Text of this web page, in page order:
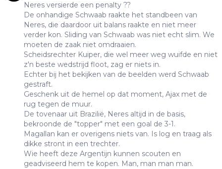
Neres versierde een penalty ??
De onhandige Schwaab raakte het standbeen van
Neres, die daardoor uit balans raakte en niet meer
verder kon. Sliding van Schwaab was niet echt slim. We
moeten de zaak niet omdraaien.
Scheidsrechter Kuiper, die wel meer weg wuifde en niet
z'n beste wedstrijd floot, zag er niets in.
Echter bij het bekijken van de beelden werd Schwaab
gestraft.
Geschenk uit de hemel op dat moment, Ajax met de
rug tegen de muur.
De tovenaar uit Brazilië, Neres altijd in de basis,
bekroonde de "topper" met een goal de 3-1.
Magallan kan er overigens niets van. Is log en traag als
dikke stront in een trechter.
Wie heeft deze Argentijn kunnen scouten en
geadviseerd hem te kopen. Man, man man man.